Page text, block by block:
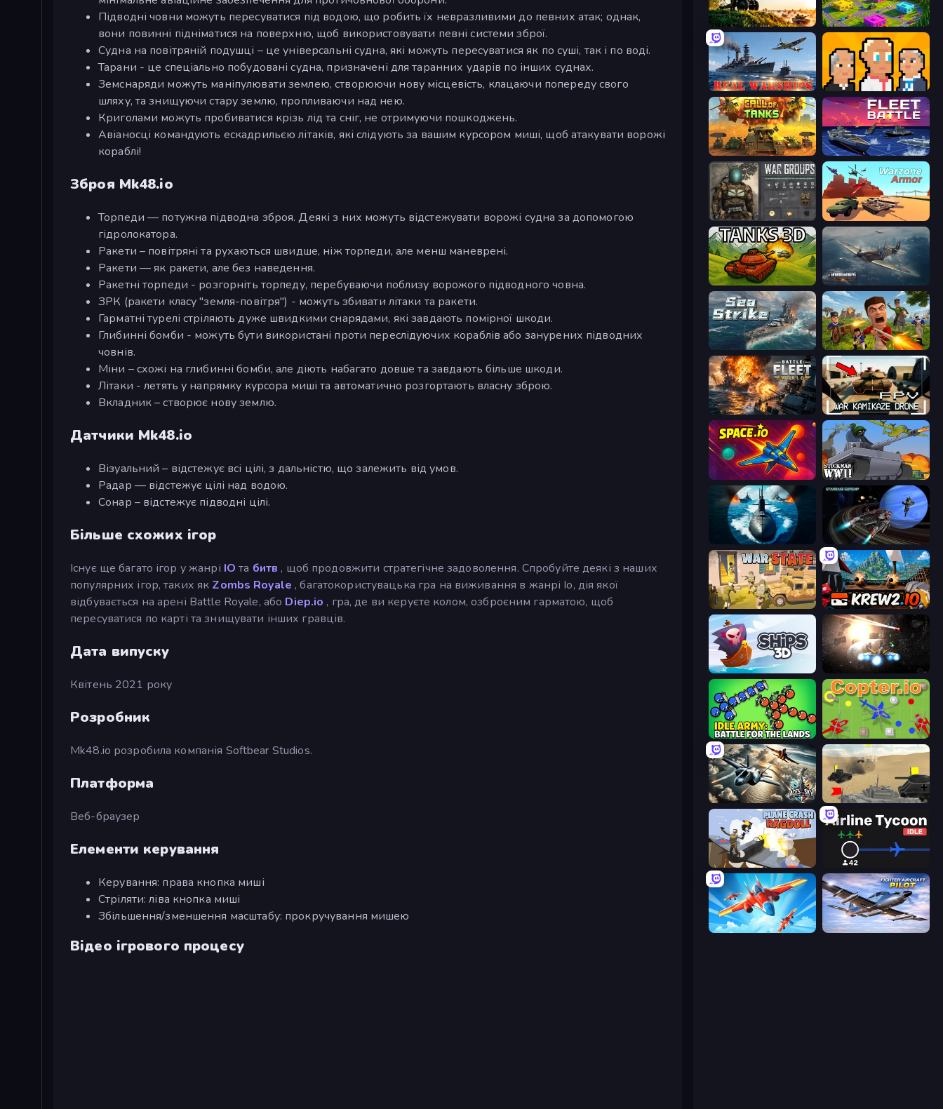
Підводні човни можуть пересуватися під водою, що робить їх невразливими до певних атак; однак,
вони повинні підніматися на поверхню, щоб використовувати певні системи зброї.
Судна на повітряній подушці – це універсальні судна, які можуть пересуватися як по суші, так і по воді.
Тарани - це спеціально побудовані судна, призначені для таранних ударів по інших суднах.
Земснаряди можуть маніпулювати землею, створюючи нову місцевість, клацаючи попереду свого
шляху, та знищуючи стару землю, пропливаючи над нею.
Криголами можуть пробиватися крізь лід та сніг, не отримуючи пошкоджень.
Авіаносці командують ескадрильєю літаків, які слідують за вашим курсором миші, щоб атакувати ворожі
кораблі!
Зброя Mk48.io
Торпеди — потужна підводна зброя. Деякі з них можуть відстежувати ворожі судна за допомогою
гідролокатора.
Ракети – повітряні та рухаються швидше, ніж торпеди, але менш маневрені.
Ракети — як ракети, але без наведення.
Ракетні торпеди - розгорніть торпеду, перебуваючи поблизу ворожого підводного човна.
ЗРК (ракети класу "земля-повітря") - можуть збивати літаки та ракети.
Гарматні турелі стріляють дуже швидкими снарядами, які завдають помірної шкоди.
Глибинні бомби - можуть бути використані проти переслідуючих кораблів або занурених підводних
човнів.
Міни – схожі на глибинні бомби, але діють набагато довше та завдають більше шкоди.
Літаки - летять у напрямку курсора миші та автоматично розгортають власну зброю.
Вкладник – створює нову землю.
Датчики Mk48.io
Візуальний – відстежує всі цілі, з дальністю, що залежить від умов.
Радар — відстежує цілі над водою.
Сонар – відстежує підводні цілі.
Більше схожих ігор
Існує ще багато ігор у жанрі IO та битв , щоб продовжити стратегічне задоволення. Спробуйте деякі з наших
популярних ігор, таких як Zombs Royale , багатокористувацька гра на виживання в жанрі Io, дія якої
відбувається на арені Battle Royale, або Diep.io , гра, де ви керуєте колом, озброєним гарматою, щоб
пересуватися по карті та знищувати інших гравців.
Дата випуску
Квітень 2021 року
Розробник
Mk48.io розробила компанія Softbear Studios.
Платформа
Веб-браузер
Елементи керування
Керування: права кнопка миші
Стріляти: ліва кнопка миші
Збільшення/зменшення масштабу: прокручування мишею
Відео ігрового процесу
Artillery Vs Tanks Traffic Architect
Real Warships President Simulator
Call of Tanks Fleet Battle
War Groups Warzone Armor
Tanks 3D Dogfight
Sea Strike Redcoats.io
Battle Fleet World FPV War Kamikaze Drone
Space.io Stickman WW2
Ships Battlefield 3D Starbase Gunship
War State IO: Conquer Battles Krew.io
Ships 3D Space Battle
Idle Army: Battle for the Lands Copter.io
Aces of the Sky: Epic Dogfights Tanks Battlefield: Desert
Plane Crash Ragdoll Simulator Airline Tycoon Idle
Pilot Royale: Battlegrounds Fighter Aircraft Pilot